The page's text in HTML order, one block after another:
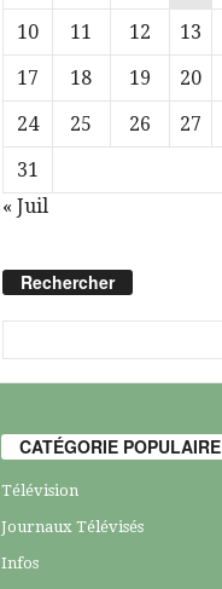
10
11 12 13
17
18 19 20
24
25 26 27
31
« Juil
Rechercher
CATÉGORIE POPULAIRE
Télévision
Journaux Télévisés
Infos